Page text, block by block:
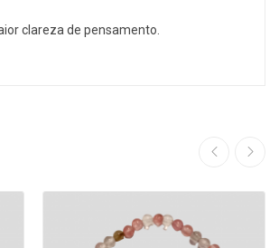
clareza de pensamento.